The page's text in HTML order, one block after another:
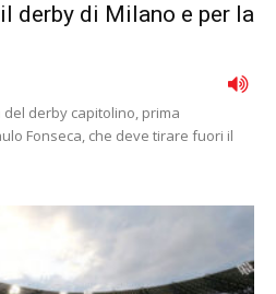
derby di Milano e per la
derby capitolino, prima
Fonseca, che deve tirare fuori il